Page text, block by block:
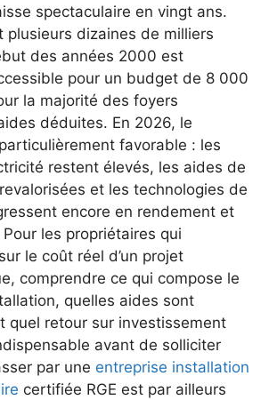
spectaculaire en vingt ans.
plusieurs dizaines de milliers
des années 2000 est
pour un budget de 8 000
la majorité des foyers
déduites. En 2026, le
favorable : les
restent élevés, les aides de
et les technologies de
encore en rendement et
les propriétaires qui
le coût réel d’un projet
comprendre ce qui compose le
quelles aides sont
quel retour sur investissement
avant de solliciter
par une entreprise installation
certifiée RGE est par ailleurs